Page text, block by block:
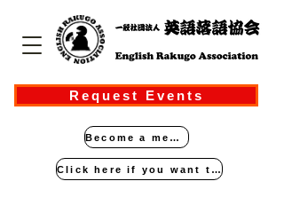
Request Events
Become a member
Click here if you want to perform